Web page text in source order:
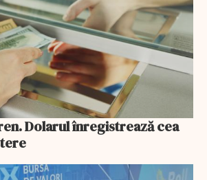
Dolarul înregistrează cea